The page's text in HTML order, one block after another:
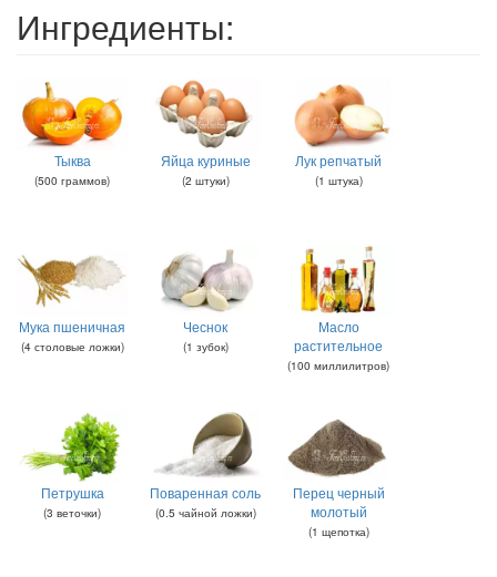
Ингредиенты:
Тыква
(500 граммов)
Яйца куриные
(2 штуки)
Лук репчатый
(1 штука)
Мука пшеничная
(4 столовые ложки)
Чеснок
(1 зубок)
Масло
растительное
(100 миллилитров)
Петрушка
(3 веточки)
Поваренная соль
(0.5 чайной ложки)
Перец черный
молотый
(1 щепотка)